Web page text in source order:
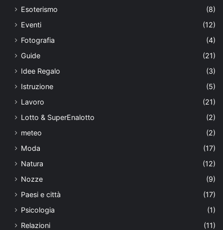
Esoterismo
(8)
Eventi
(12)
Fotografia
(4)
Guide
(21)
Idee Regalo
(3)
Istruzione
(5)
Lavoro
(21)
Lotto & SuperEnalotto
(2)
meteo
(2)
Moda
(17)
Natura
(12)
Nozze
(9)
Paesi e città
(17)
Psicologia
(1)
Relazioni
(11)